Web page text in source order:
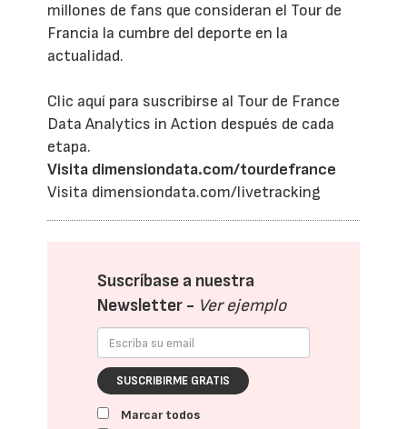
millones de fans que consideran el Tour de
Francia la cumbre del deporte en la
actualidad.
Clic aquí para suscribirse al Tour de France
Data Analytics in Action después de cada
etapa.
Visita dimensiondata.com/tourdefrance
Visita dimensiondata.com/livetracking
Suscríbase a nuestra
Newsletter - Ver ejemplo
SUSCRIBIRME GRATIS
Marcar todos